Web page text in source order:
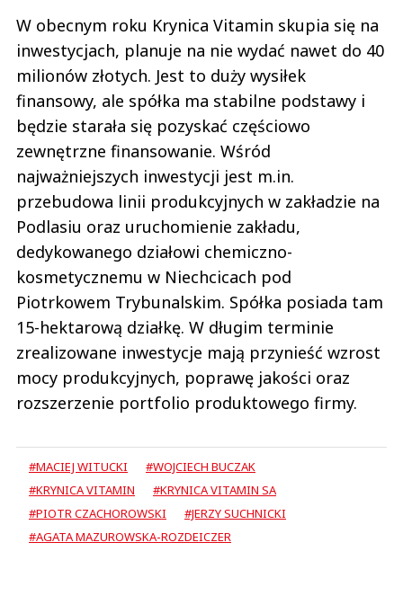
W obecnym roku Krynica Vitamin skupia się na
inwestycjach, planuje na nie wydać nawet do 40
milionów złotych. Jest to duży wysiłek
finansowy, ale spółka ma stabilne podstawy i
będzie starała się pozyskać częściowo
zewnętrzne finansowanie. Wśród
najważniejszych inwestycji jest m.in.
przebudowa linii produkcyjnych w zakładzie na
Podlasiu oraz uruchomienie zakładu,
dedykowanego działowi chemiczno-
kosmetycznemu w Niechcicach pod
Piotrkowem Trybunalskim. Spółka posiada tam
15-hektarową działkę. W długim terminie
zrealizowane inwestycje mają przynieść wzrost
mocy produkcyjnych, poprawę jakości oraz
rozszerzenie portfolio produktowego firmy.
#MACIEJ WITUCKI
#WOJCIECH BUCZAK
#KRYNICA VITAMIN
#KRYNICA VITAMIN SA
#PIOTR CZACHOROWSKI
#JERZY SUCHNICKI
#AGATA MAZUROWSKA-ROZDEICZER